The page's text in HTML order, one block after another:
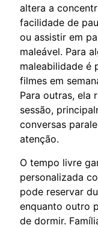
altera a
facilidade de
ou assistir em
maleável. Para
maleabilidade é
filmes em
Para outras, ela
sessão,
conversas
atenção.
O tempo livre
personalizada
pode reservar
enquanto outro
de dormir.